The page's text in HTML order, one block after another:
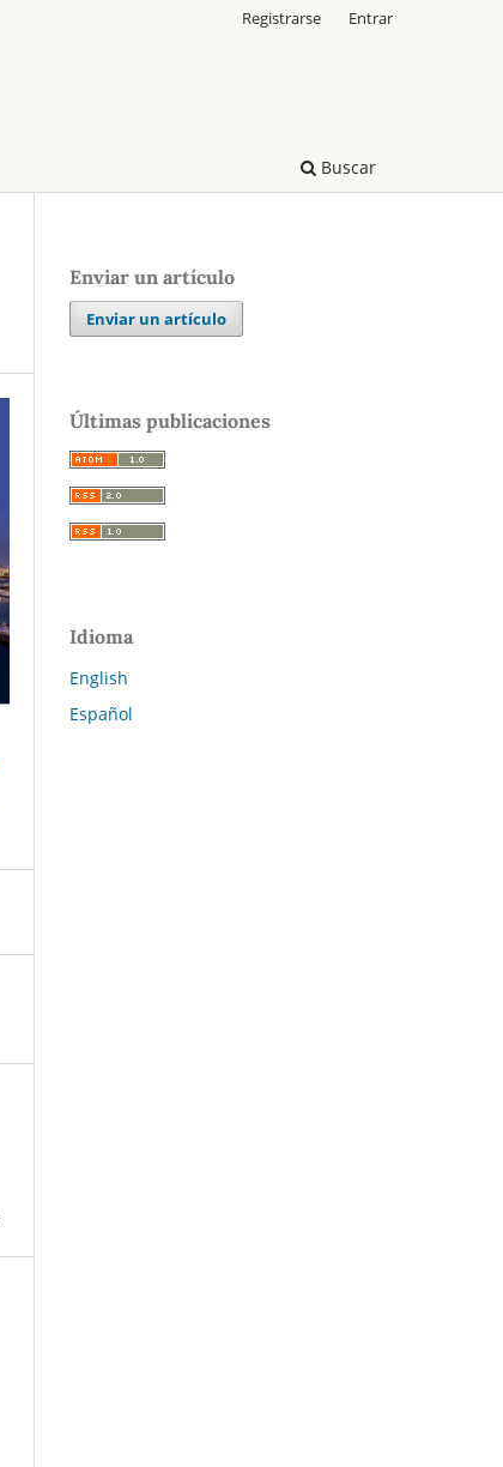
Buscar
Registrarse Entrar
Enviar un artículo
Enviar un artículo
Últimas publicaciones
Idioma
English
Español